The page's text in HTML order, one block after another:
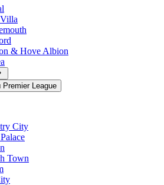
& Hove Albion
League
City
Town